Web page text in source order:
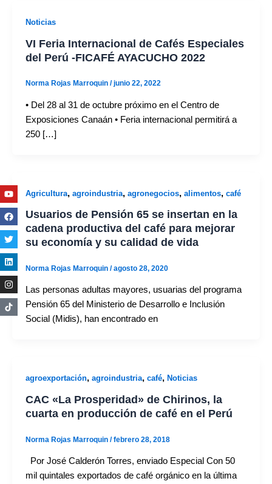
Noticias
VI Feria Internacional de Cafés Especiales
del Perú -FICAFÉ AYACUCHO 2022
Norma Rojas Marroquin /junio 22, 2022
• Del 28 al 31 de octubre próximo en el Centro de
Exposiciones Canaán • Feria internacional permitirá a
250 […]
Agricultura, agroindustria, agronegocios, alimentos, café
Usuarios de Pensión 65 se insertan en la
cadena productiva del café para mejorar
su economía y su calidad de vida
Norma Rojas Marroquin /agosto 28, 2020
Las personas adultas mayores, usuarias del programa
Pensión 65 del Ministerio de Desarrollo e Inclusión
Social (Midis), han encontrado en
agroexportación, agroindustria, café, Noticias
CAC «La Prosperidad» de Chirinos, la
cuarta en producción de café en el Perú
Norma Rojas Marroquin /febrero 28, 2018
Por José Calderón Torres, enviado Especial Con 50
mil quintales exportados de café orgánico en la última
Youtube
Facebook
Twitter
Linkedin
Instagram